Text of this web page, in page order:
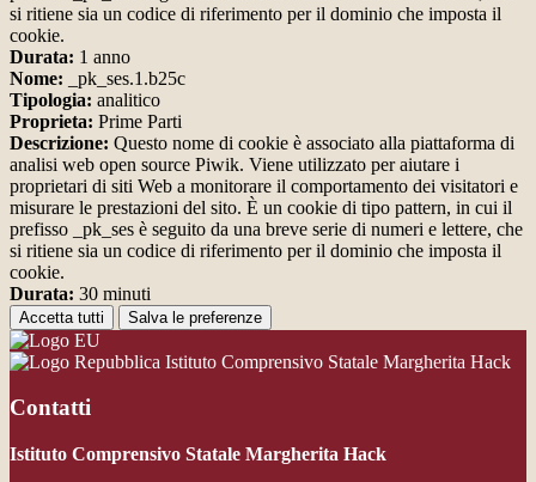
si ritiene sia un codice di riferimento per il dominio che imposta il
cookie.
Durata: 1 anno
Nome: _pk_ses.1.b25c
Tipologia: analitico
Proprieta: Prime Parti
Descrizione: Questo nome di cookie è associato alla piattaforma di
analisi web open source Piwik. Viene utilizzato per aiutare i
proprietari di siti Web a monitorare il comportamento dei visitatori e
misurare le prestazioni del sito. È un cookie di tipo pattern, in cui il
prefisso _pk_ses è seguito da una breve serie di numeri e lettere, che
si ritiene sia un codice di riferimento per il dominio che imposta il
cookie.
Durata: 30 minuti
Accetta tutti Salva le preferenze
Istituto Comprensivo Statale Margherita Hack
Contatti
Istituto Comprensivo Statale Margherita Hack